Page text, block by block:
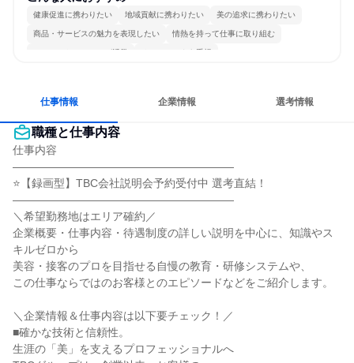
健康促進に携わりたい 地域貢献に携わりたい 美の追求に携わりたい
商品・サービスの魅力を表現したい 情熱を持って仕事に取り組む
コミュニケーションが活発 チームワークを重視
仕事情報 企業情報 選考情報
職種と仕事内容
仕事内容
――――――――――――――――――――
⭐【録画型】TBC会社説明会予約受付中 選考直結！
――――――――――――――――――――
＼希望勤務地はエリア確約／
企業概要・仕事内容・待遇制度の詳しい説明を中心に、知識やス
キルゼロから
美容・接客のプロを目指せる自慢の教育・研修システムや、
この仕事ならではのお客様とのエピソードなどをご紹介します。
＼企業情報＆仕事内容は以下要チェック！／
■確かな技術と信頼性。
生涯の「美」を支えるプロフェッショナルへ